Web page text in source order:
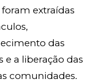
extraídas
das
e a liberação das
comunidades.